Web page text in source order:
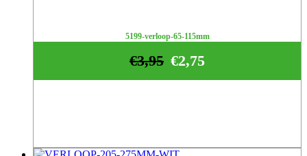
5199-verloop-65-115mm
€2,75
€3,95